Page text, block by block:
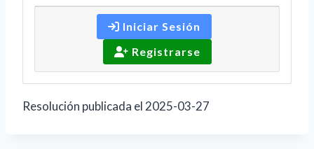
Iniciar Sesión
Registrarse
Resolución publicada el 2025-03-27